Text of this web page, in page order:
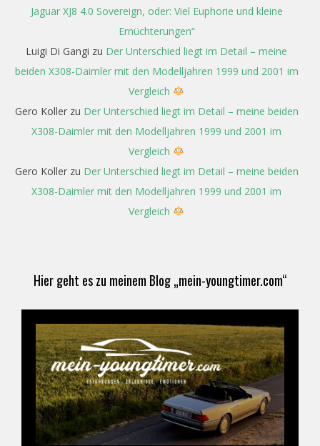
Jaguar XJ8 4.0 Sovereign, oder: Viel Euphorie und kleine
Ernüchterungen“
Luigi Di Gangi zu Der Unterschied liegt im Detail – meine
beiden X308-Daimler mit den Modelljahren 1999 und 2001 im
Vergleich
Gero Kollerzu Der Unterschied liegt im Detail – meine beiden
X308-Daimler mit den Modelljahren 1999 und 2001 im
Vergleich
Gero Kollerzu Der Unterschied liegt im Detail – meine beiden
X308-Daimler mit den Modelljahren 1999 und 2001 im
Vergleich
Hier geht es zu meinem Blog „mein-youngtimer.com“